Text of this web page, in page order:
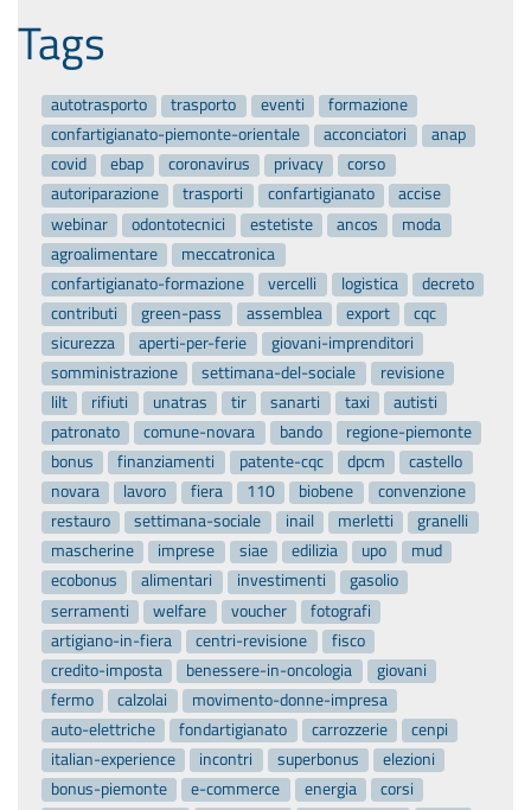
Tags
autotrasporto trasporto eventi
formazione
confartigianato-piemonte-orientale
acconciatori
anap
covid
ebap coronavirus privacy
corso
autoriparazione
trasporti confartigianato
accise
webinar
odontotecnici estetiste ancos
moda
agroalimentare
meccatronica
confartigianato-formazione
vercelli logistica
decreto
contributi
green-pass assemblea export
cqc
sicurezza
aperti-per-ferie
giovani-imprenditori
somministrazione
settimana-del-sociale
revisione
lilt
rifiuti unatras tir sanarti taxi
autisti
patronato
comune-novara bando
regione-piemonte
bonus
finanziamenti patente-cqc dpcm
castello
novara
lavoro fiera 110 biobene
convenzione
restauro
settimana-sociale inail merletti
granelli
mascherine
imprese siae edilizia upo
mud
ecobonus
alimentari investimenti
gasolio
serramenti
welfare voucher
fotografi
artigiano-in-fiera
centri-revisione
fisco
credito-imposta
benessere-in-oncologia
giovani
fermo
calzolai
movimento-donne-impresa
auto-elettriche
fondartigianato carrozzerie
cenpi
italian-experience
incontri superbonus
elezioni
bonus-piemonte
e-commerce energia
corsi